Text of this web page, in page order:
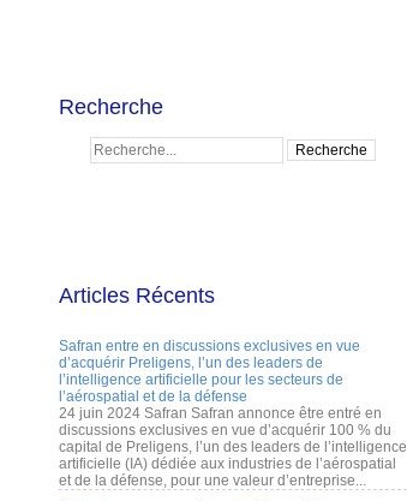
Recherche
Articles Récents
Safran entre en discussions exclusives en vue
d’acquérir Preligens, l’un des leaders de
l’intelligence artificielle pour les secteurs de
l’aérospatial et de la défense
24 juin 2024 Safran Safran annonce être entré en
discussions exclusives en vue d’acquérir 100 % du
capital de Preligens, l’un des leaders de l’intelligence
artificielle (IA) dédiée aux industries de l’aérospatial
et de la défense, pour une valeur d’entreprise...